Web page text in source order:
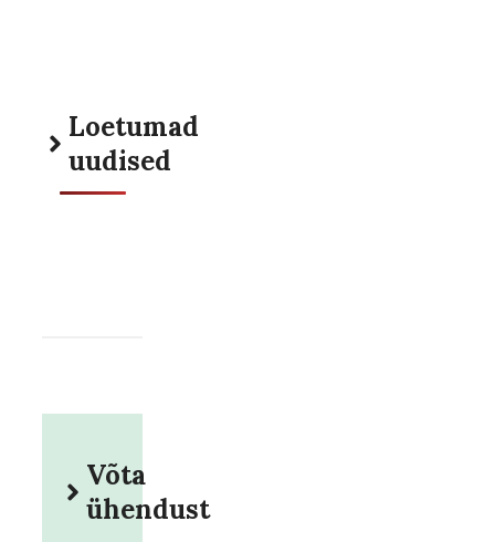
Loetumad
uudised
Võta
ühendust